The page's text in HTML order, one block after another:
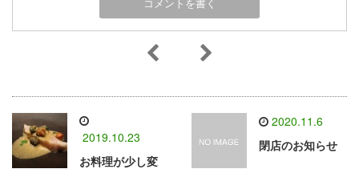
2019.10.23
お料理が少し変
2020.11.6
閉店のお知らせ